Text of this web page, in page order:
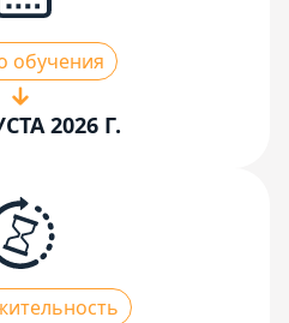
обучения
2026 Г.